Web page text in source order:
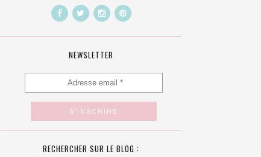
NEWSLETTER
RECHERCHER SUR LE BLOG :